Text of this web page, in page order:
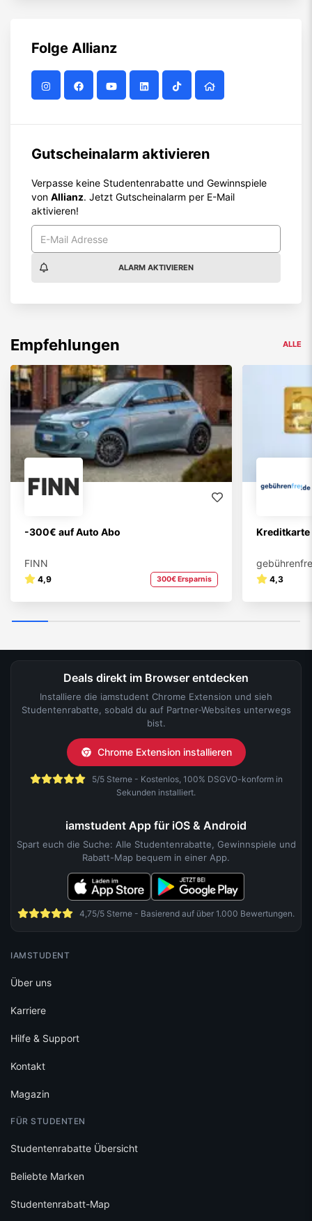
Folge Allianz
Gutscheinalarm aktivieren
Verpasse keine Studentenrabatte und Gewinnspiele
von Allianz. Jetzt Gutscheinalarm per E-Mail
aktivieren!
ALARM AKTIVIEREN
Empfehlungen ALLE
-300€ auf Auto Abo
FINN
4,9 300€ Ersparnis 4,3
Deals direkt im Browser entdecken
Installiere die iamstudent Chrome Extension und sieh
Studentenrabatte, sobald du auf Partner-Websites unterwegs
bist.
Chrome Extension installieren
5/5 Sterne - Kostenlos, 100% DSGVO-konform in
Sekunden installiert.
iamstudent App für iOS & Android
Spart euch die Suche: Alle Studentenrabatte, Gewinnspiele und
Rabatt-Map bequem in einer App.
4,75/5 Sterne - Basierend auf über 1.000 Bewertungen.
IAMSTUDENT
Über uns
Karriere
Hilfe & Support
Kontakt
Magazin
FÜR STUDENTEN
Studentenrabatte Übersicht
Beliebte Marken
Studentenrabatt-Map